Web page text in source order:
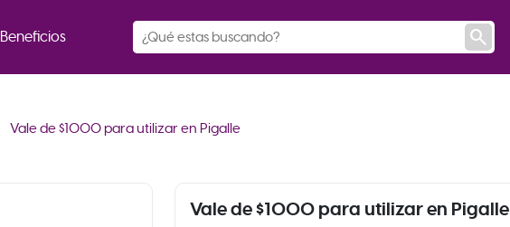
Beneficios search
Vale de $1000 para utilizar en Pigalle
Vale de $1000 para utilizar en Pigalle